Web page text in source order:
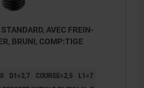
AVEC FREIN-
BRUNI, COMP:TIGE
D1=2,7 COURSE=2,5
L1=7